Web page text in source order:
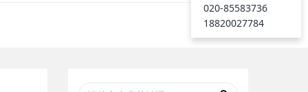
020-85583736
18820027784